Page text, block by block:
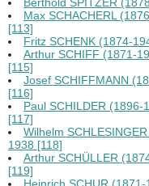
Berthold SPITZER
Max SCHACHERL
[113]
Fritz SCHENK (1874-
Arthur SCHIFF (1871-
[115]
Josef SCHIFFMANN
[116]
Paul SCHILDER (1896-
[117]
Wilhelm
1938 [118]
Arthur SCHÜLLER
[119]